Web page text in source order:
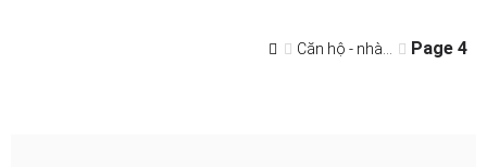
Căn hộ - nhà... Page 4